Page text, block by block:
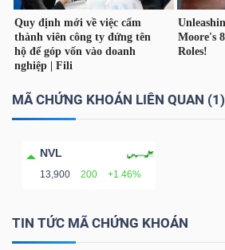
MÃ CHỨNG KHOÁN LIÊN QUAN (1)
NVL
13,900 200 +1.46%
TIN TỨC MÃ CHỨNG KHOÁN
NGHIỆP
PHIẾU
PHÁI